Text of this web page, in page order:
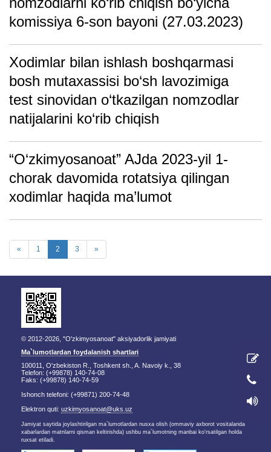
komissiya 6-son bayoni (27.03.2023)
Xodimlar bilan ishlash boshqarmasi
bosh mutaxassisi bo‘sh lavozimiga
test sinovidan o‘tkazilgan nomzodlar
natijalarini ko‘rib chiqish
“O‘zkimyosanoat” AJda 2023-yil 1-
chorak davomida rotatsiya qilingan
xodimlar haqida ma’lumot
« 1 2 3 »
© 2012-2026, "O'zkimyosanoat" aksiyadorlik jamiyati
Ma`lumotlardan foydalanish shartlari
100011, O'zbekiston R., Toshkent sh., A. Navoiy k., 38
Telefon: (+99878) 140-74-08
Faks: (+99878) 140-74-59
Ishonch telefoni: (+99871) 200-74-48
Elektron quti: uzkimyosanoat@uks.uz
Jamiyat saytida joylashtirilgan ma`lumotlardan nusxa olish (ommaviy axborot vositalarida
xabarlardan matnlarni qisman keltirishda) ushbu ma`lumotning manbai ko'rsatilgan holda
ruxsat etiladi.